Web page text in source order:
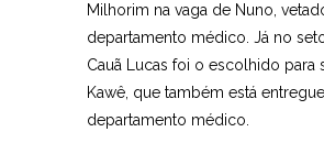
Milhorim na vaga de Nuno,
departamento médico. Já no
Cauã Lucas foi o escolhido para
Kawê, que também está
departamento médico.